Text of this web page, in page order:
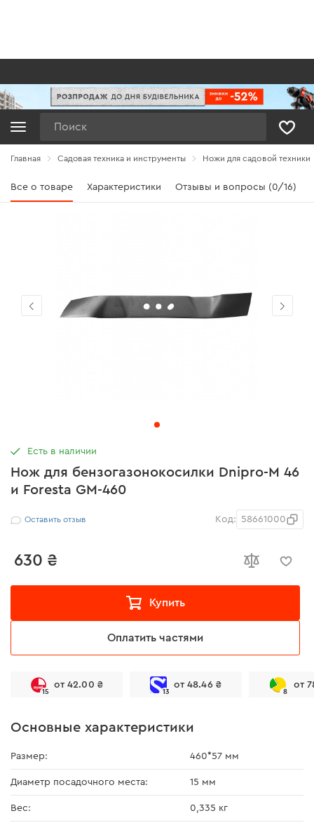
Главная Садовая техника и инструменты Ножи для садовой техники
Все о товаре Характеристики Отзывы и вопросы (0/16)
Нож для бензогазонокосилки Dnipro-M 46
и Foresta GM-460
Оставить отзыв Код: 58661000
630 ₴
Купить
Оплатить частями
15
от 42.00 ₴
13
от 48.46 ₴
8
от
Есть в наличии
Основные характеристики
Размер: 460*57 мм
Диаметр посадочного места: 15 мм
Вес: 0,335 кг